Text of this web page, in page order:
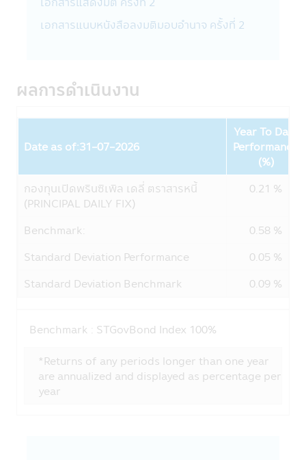
บริษัทหลักทรัพย์จัดการกองทุน ซีไอเอ็มบี-พริน
ซิเพิล จำกัด เคารพสิทธิของลูกค้า นโยบายความ
รูปแบบข้อมูล
สามารถให้บริการสินค้าทางการเงินแก่ลูกค้า ซึ่ง
ข้อมูลประกอบด้วย ชื่อ, ที่อยู่, วันเกิด, ข้อมูล
จากใบสมัครเปิดบัญชีและข้อมูลของท่านเพื่อใช้
บริการทางอินเตอร์เน็ตของบริษัทฯ
บริษัทฯอาจจะเก็บข้อมูลเพิ่มเติมจากท่านอีกเมื่อ
ท่านใช้ศูนยบริการและดูแลลูกค้าของบริษัทฯ
ได้จัดเตรียมสินค้าและบริการที่ดียิ่งขึ้นทีเหมาะ
สิ่งที่ลูกค้าต้องรับผิดชอบ โปรดแน่ใจว่ารหัส
ว่าในเวลาและสถานการณ์ใด กรุณาแจ้งทางบริ
ษัทฯ ทันทีที่พบว่ามีการใช้รหัสผ่านโดยที่ไม่ได้รับ
อนุญาตจากท่านหรือมีการละเมิดความปลอดภัย
เอกสารแนบหนังสือลงมติมอบอำนาจ ครั้งที่ 2
ผลการดำเนินงาน
Date as of:31-07-2026
Year To Date
Performance
(%)
กองทุนเปิดพรินซิเพิล เดลี่ ตราสารหนี้
(PRINCIPAL DAILY FIX)
0.21 %
Benchmark:
0.58 %
Standard Deviation Performance
0.05 %
Standard Deviation Benchmark
0.09 %
Benchmark : STGovBond Index 100%
*Returns of any periods longer than one year
are annualized and displayed as percentage per
year